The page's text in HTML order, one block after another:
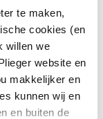
te maken,
cookies (en
willen we
website en
makkelijker en
kunnen wij en
en buiten de